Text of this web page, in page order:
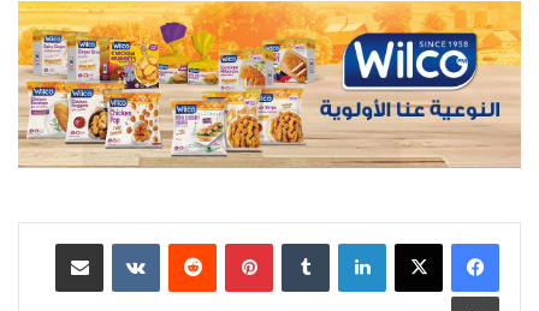
لينكدإن بينتيريست
مشاركة عبر البريد
طباعة